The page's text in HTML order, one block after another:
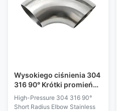
A240 304 ...
Wysokiego ciśnienia 304
316 90° Krótki promień
łokieć łączniki rurowe ze
stali nierdzewnej
High-Pressure 304 316 90°
Short Radius Elbow Stainless